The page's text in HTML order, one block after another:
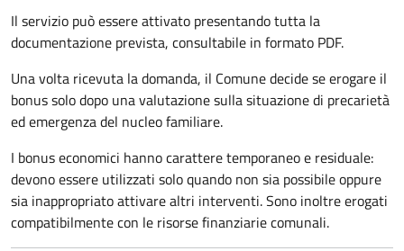
Il servizio può essere attivato presentando tutta la
documentazione prevista, consultabile in formato PDF.
Una volta ricevuta la domanda, il Comune decide se erogare il
bonus solo dopo una valutazione sulla situazione di precarietà
ed emergenza del nucleo familiare.
I bonus economici hanno carattere temporaneo e residuale:
devono essere utilizzati solo quando non sia possibile oppure
sia inappropriato attivare altri interventi. Sono inoltre erogati
compatibilmente con le risorse finanziarie comunali.